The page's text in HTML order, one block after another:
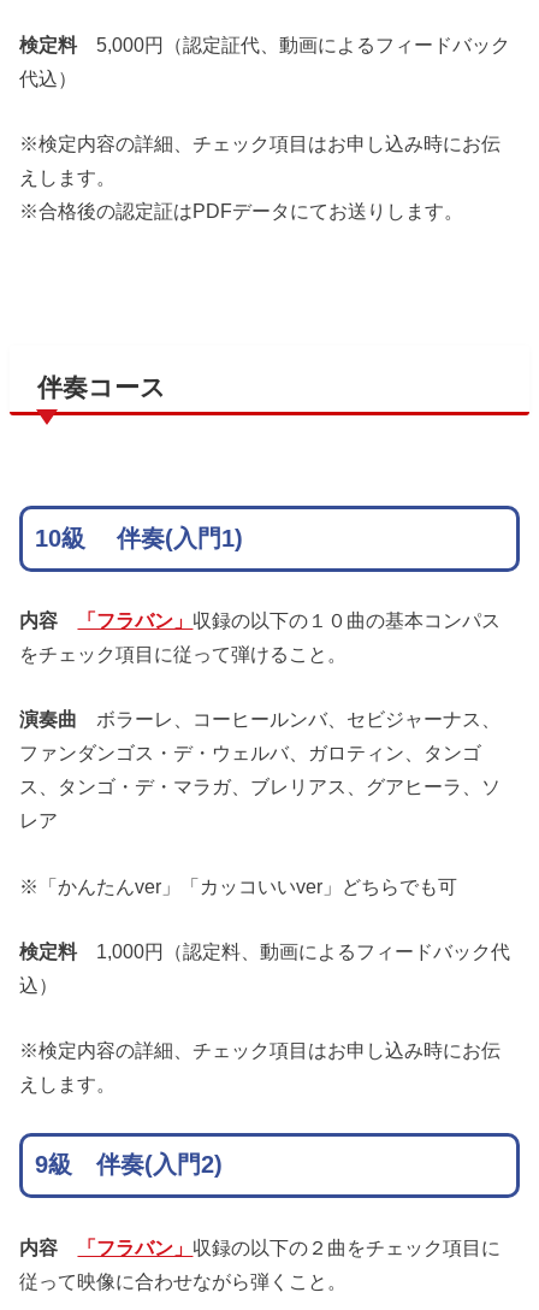
検定料5,000円（認定証代、動画によるフィードバック
代込）
※検定内容の詳細、チェック項目はお申し込み時にお伝
えします。
※合格後の認定証はPDFデータにてお送りします。
伴奏コース
10級 伴奏(入門1)
内容 「フラバン」 収録の以下の１０曲の基本コンパス
をチェック項目に従って弾けること。
演奏曲 ボラーレ、コーヒールンバ、セビジャーナス、
ファンダンゴス・デ・ウェルバ、ガロティン、タンゴ
ス、タンゴ・デ・マラガ、ブレリアス、グアヒーラ、ソ
レア
※「かんたんver」「カッコいいver」どちらでも可
検定料1,000円（認定料、動画によるフィードバック代
込）
※検定内容の詳細、チェック項目はお申し込み時にお伝
えします。
9級 伴奏(入門2)
内容 「フラバン」 収録の以下の２曲をチェック項目に
従って映像に合わせながら弾くこと。